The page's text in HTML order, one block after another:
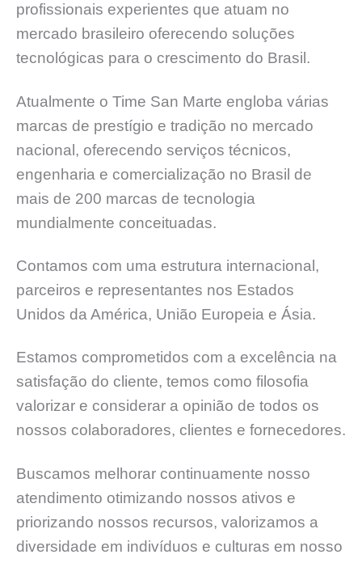
profissionais experientes que atuam no
mercado brasileiro oferecendo soluções
tecnológicas para o crescimento do Brasil.
Atualmente o Time San Marte engloba várias
marcas de prestígio e tradição no mercado
nacional, oferecendo serviços técnicos,
engenharia e comercialização no Brasil de
mais de 200 marcas de tecnologia
mundialmente conceituadas.
Contamos com uma estrutura internacional,
parceiros e representantes nos Estados
Unidos da América, União Europeia e Ásia.
Estamos comprometidos com a excelência na
satisfação do cliente, temos como filosofia
valorizar e considerar a opinião de todos os
nossos colaboradores, clientes e fornecedores.
Buscamos melhorar continuamente nosso
atendimento otimizando nossos ativos e
priorizando nossos recursos, valorizamos a
diversidade em indivíduos e culturas em nosso